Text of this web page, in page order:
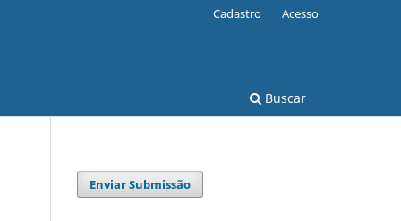
Buscar
Cadastro Acesso
Enviar Submissão